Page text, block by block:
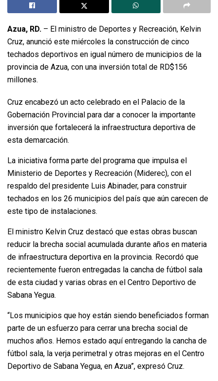
Azua, RD. – El ministro de Deportes y Recreación, Kelvin
Cruz, anunció este miércoles la construcción de cinco
techados deportivos en igual número de municipios de la
provincia de Azua, con una inversión total de RD$156
millones.
Cruz encabezó un acto celebrado en el Palacio de la
Gobernación Provincial para dar a conocer la importante
inversión que fortalecerá la infraestructura deportiva de
esta demarcación.
La iniciativa forma parte del programa que impulsa el
Ministerio de Deportes y Recreación (Miderec), con el
respaldo del presidente Luis Abinader, para construir
techados en los 26 municipios del país que aún carecen de
este tipo de instalaciones.
El ministro Kelvin Cruz destacó que estas obras buscan
reducir la brecha social acumulada durante años en materia
de infraestructura deportiva en la provincia. Recordó que
recientemente fueron entregadas la cancha de fútbol sala
de esta ciudad y varias obras en el Centro Deportivo de
Sabana Yegua.
“Los municipios que hoy están siendo beneficiados forman
parte de un esfuerzo para cerrar una brecha social de
muchos años. Hemos estado aquí entregando la cancha de
fútbol sala, la verja perimetral y otras mejoras en el Centro
Deportivo de Sabana Yegua, en Azua”, expresó Cruz.